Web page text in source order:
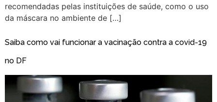
recomendadas pelas instituições de saúde, como o uso
da máscara no ambiente de […]
Saiba como vai funcionar a vacinação contra a covid-19
no DF